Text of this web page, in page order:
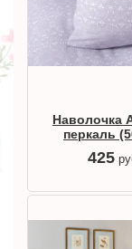
Наволочка
перкаль
425